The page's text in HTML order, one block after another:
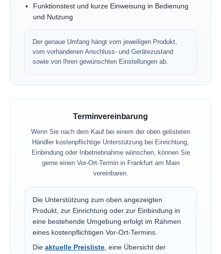
Funktionstest und kurze Einweisung in Bedienung
und Nutzung
Der genaue Umfang hängt vom jeweiligen Produkt,
vom vorhandenen Anschluss- und Gerätezustand
sowie von Ihren gewünschten Einstellungen ab.
Terminvereinbarung
Wenn Sie nach dem Kauf bei einem der oben gelisteten
Händler kostenpflichtige Unterstützung bei Einrichtung,
Einbindung oder Inbetriebnahme wünschen, können Sie
gerne einen Vor-Ort-Termin in Frankfurt am Main
vereinbaren.
Die Unterstützung zum oben angezeigten
Produkt, zur Einrichtung oder zur Einbindung in
eine bestehende Umgebung erfolgt im Rahmen
eines kostenpflichtigen Vor-Ort-Termins.
Die aktuelle Preisliste, eine Übersicht der